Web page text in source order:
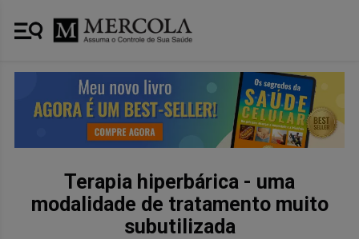
Terapia hiperbárica - uma
modalidade de tratamento muito
subutilizada